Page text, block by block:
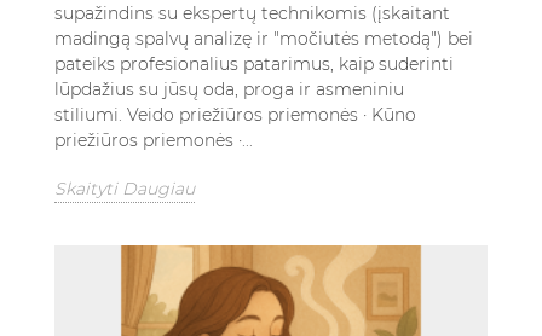
supažindins su ekspertų technikomis (įskaitant
madingą spalvų analizę ir "močiutės metodą") bei
pateiks profesionalius patarimus, kaip suderinti
lūpdažius su jūsų oda, proga ir asmeniniu
stiliumi. Veido priežiūros priemonės · Kūno
priežiūros priemonės ·...
Skaityti Daugiau